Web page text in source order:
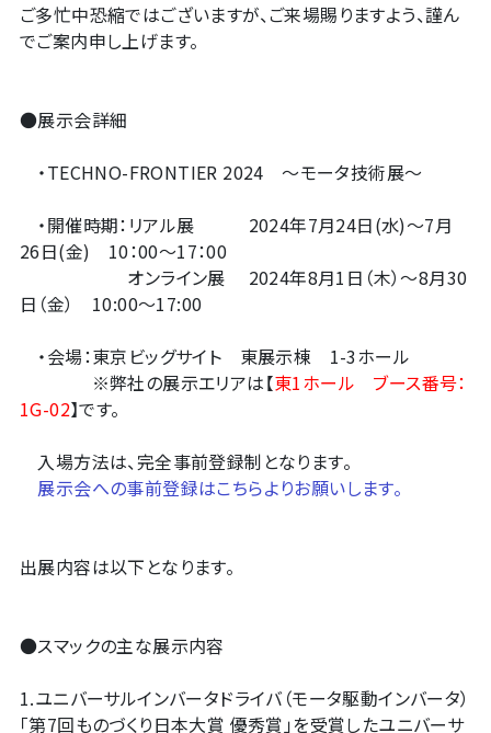
ご多忙中恐縮ではございますが、ご来場賜りますよう、謹ん
でご案内申し上げます。
●展示会詳細
・TECHNO-FRONTIER 2024 ～モータ技術展～
・開催時期：リアル展 2024年7月24日(水)～7月
26日(金) 10：00～17：00
オンライン展 2024年8月1日（木）～8月30
日（金） 10:00～17:00
・会場：東京ビッグサイト 東展示棟 1-3ホール
※弊社の展示エリアは【東1ホール ブース番号：
1G-02】です。
入場方法は、完全事前登録制となります。
展示会への事前登録はこちらよりお願いします。
出展内容は以下となります。
●スマックの主な展示内容
1.ユニバーサルインバータドライバ（モータ駆動インバータ）
「第7回ものづくり日本大賞 優秀賞」を受賞したユニバーサ